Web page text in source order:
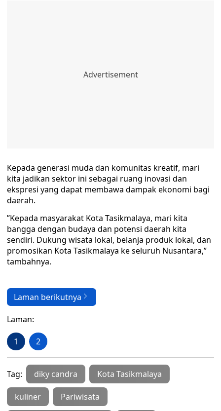
Kepada generasi muda dan komunitas kreatif, mari
kita jadikan sektor ini sebagai ruang inovasi dan
ekspresi yang dapat membawa dampak ekonomi bagi
daerah.
”Kepada masyarakat Kota Tasikmalaya, mari kita
bangga dengan budaya dan potensi daerah kita
sendiri. Dukung wisata lokal, belanja produk lokal, dan
promosikan Kota Tasikmalaya ke seluruh Nusantara,”
tambahnya.
Laman berikutnya
Laman:
1 2
Tag: diky candra Kota Tasikmalaya
kuliner Pariwisata